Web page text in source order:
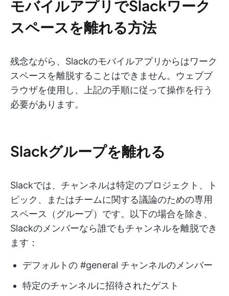
モバイルアプリでSlackワーク
スペースを離れる方法
残念ながら、Slackのモバイルアプリからはワーク
スペースを離脱することはできません。ウェブブ
ラウザを使用し、上記の手順に従って操作を行う
必要があります。
Slackグループを離れる
Slackでは、チャンネルは特定のプロジェクト、ト
ピック、またはチームに関する議論のための専用
スペース（グループ）です。以下の場合を除き、
Slackのメンバーなら誰でもチャンネルを離脱でき
ます：
デフォルトの #general チャンネルのメンバー
特定のチャンネルに招待されたゲスト